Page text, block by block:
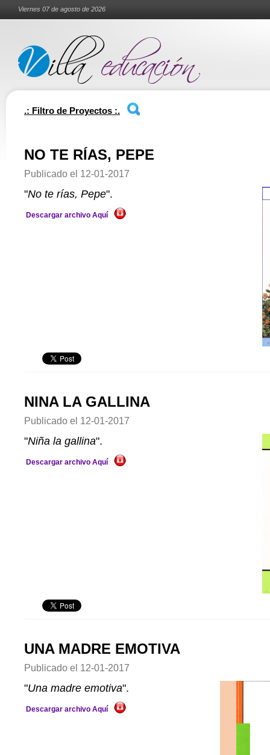
Viernes 07 de agosto de 2026
.: Filtro de Proyectos :.
NO TE RÍAS, PEPE
Publicado el 12-01-2017
"No te rías, Pepe".
Descargar archivo Aquí
NINA LA GALLINA
Publicado el 12-01-2017
"Niña la gallina".
Descargar archivo Aquí
UNA MADRE EMOTIVA
Publicado el 12-01-2017
"Una madre emotiva".
Descargar archivo Aquí